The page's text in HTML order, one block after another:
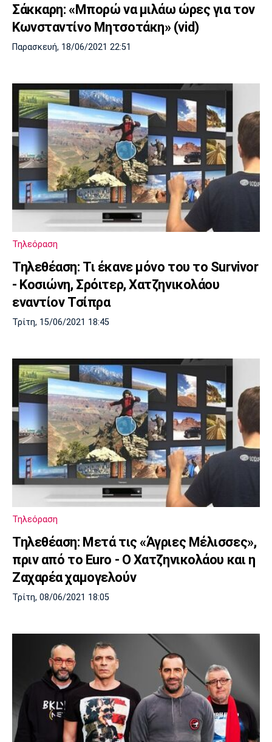
Σάκκαρη: «Μπορώ να μιλάω ώρες για τον
Κωνσταντίνο Μητσοτάκη» (vid)
Παρασκευή, 18/06/2021 22:51
Τηλεόραση
Τηλεθέαση: Τι έκανε μόνο του το Survivor
- Κοσιώνη, Σρόιτερ, Χατζηνικολάου
εναντίον Τσίπρα
Τρίτη, 15/06/2021 18:45
Τηλεόραση
Τηλεθέαση: Μετά τις «Άγριες Μέλισσες»,
πριν από το Euro - Ο Χατζηνικολάου και η
Ζαχαρέα χαμογελούν
Τρίτη, 08/06/2021 18:05